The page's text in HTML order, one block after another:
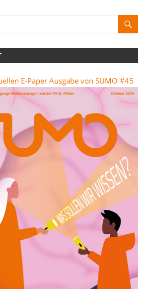
E-Paper Ausgabe von SUMO #45